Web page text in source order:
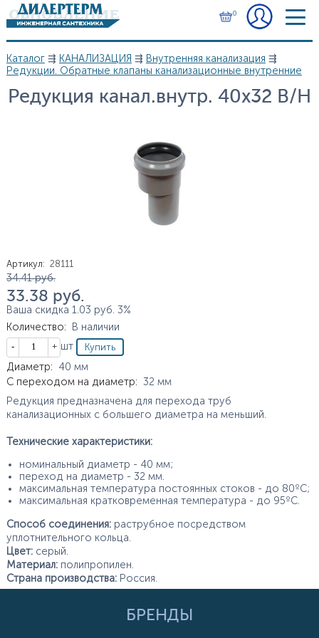
Перейти к основному содержанию
0
Вы здесь
Каталог⇶ КАНАЛИЗАЦИЯ ⇶ Внутренняя канализация ⇶
Редукции. Обратные клапаны канализационные внутренние
Редукция канал.внутр. 40х32 В/Н
Артикул: 28111
Цена
34.41 руб.
33.38 руб.
Ваша скидка 1.03 руб. 3%
Количество:
В наличии
Кол-во
шт
Характеристики
Диаметр: 40 мм
С переходом на диаметр: 32 мм
Редукция предназначена для перехода труб
канализационных с большего диаметра на меньший.
Технические характеристики:
номинальный диаметр - 40 мм;
переход на диаметр - 32 мм.
максимальная температура постоянных стоков - до 80ºС;
максимальная кратковременная температура - до 95ºС.
Способ соединения:раструбное посредством
уплотнительного кольца.
Цвет:серый.
Материал:полипропилен.
Страна производства:Россия.
БРЕНДЫ